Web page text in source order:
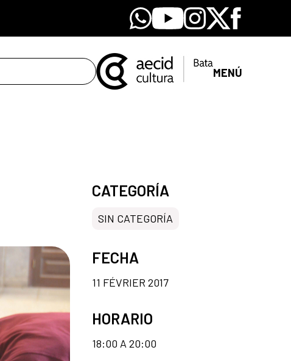
Whatsapp
YoutubeInstagram
X Facebook
MENÚ
CATEGORÍA
SIN CATEGORÍA
FECHA
11 FÉVRIER 2017
HORARIO
18:00 A 20:00